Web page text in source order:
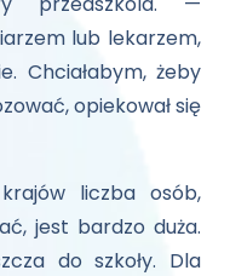
lub lekarzem,
Chciałabym, żeby
opiekował się
liczba osób,
jest bardzo duża.
do szkoły. Dla